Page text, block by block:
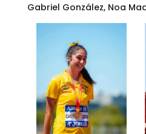
Gabriel González, Noa